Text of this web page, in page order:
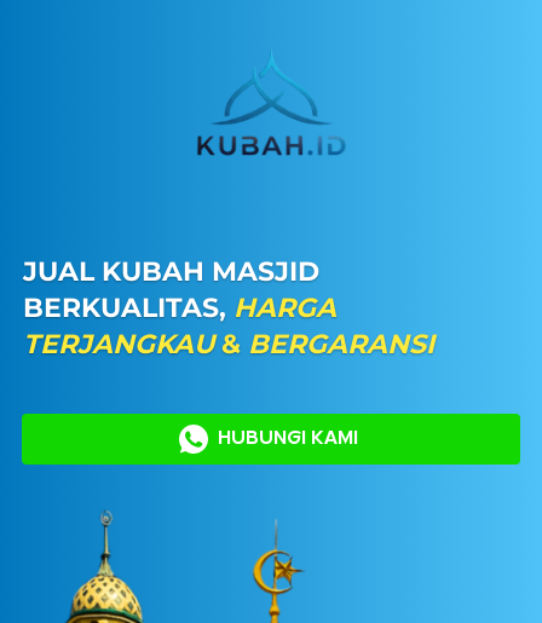
JUAL KUBAH MASJID
BERKUALITAS, HARGA
TERJANGKAU & BERGARANSI
` HUBUNGI KAMI